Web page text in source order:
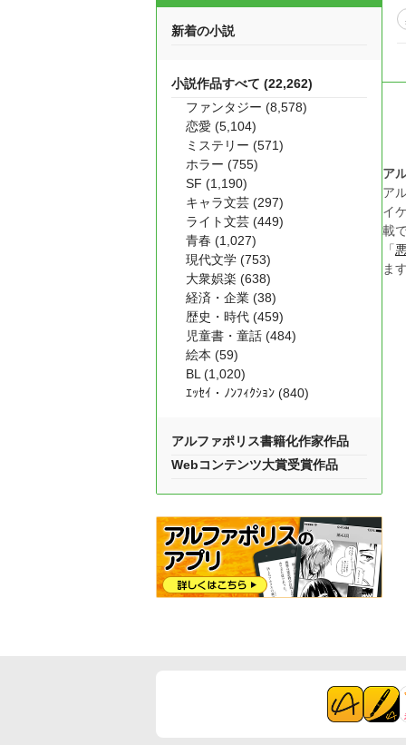
ア
ア
イ
載
「
ま
新着の小説
小説作品すべて (22,262)
ファンタジー (8,578)
恋愛 (5,104)
ミステリー (571)
ホラー (755)
SF (1,190)
キャラ文芸 (297)
ライト文芸 (449)
青春 (1,027)
現代文学 (753)
大衆娯楽 (638)
経済・企業 (38)
歴史・時代 (459)
児童書・童話 (484)
絵本 (59)
BL (1,020)
ｴｯｾｲ・ﾉﾝﾌｨｸｼｮﾝ (840)
アルファポリス書籍化作家作品
Webコンテンツ大賞受賞作品